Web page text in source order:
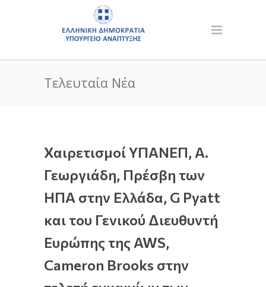
Τελευταία Νέα
Χαιρετισμοί ΥΠΑΝΕΠ, Α.
Γεωργιάδη, Πρέσβη των
ΗΠΑ στην Ελλάδα, G Pyatt
και του Γενικού Διευθυντή
Ευρώπης της AWS,
Cameron Brooks στην